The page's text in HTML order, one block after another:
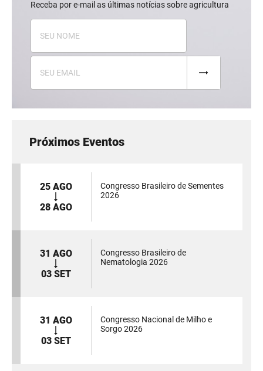
Receba por e-mail as últimas notícias sobre agricultura
Próximos Eventos
25 AGO
28 AGO
Congresso Brasileiro de Sementes
2026
31 AGO
03 SET
Congresso Brasileiro de
Nematologia 2026
31 AGO
03 SET
Congresso Nacional de Milho e
Sorgo 2026